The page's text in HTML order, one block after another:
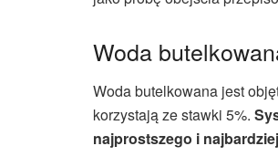
Woda
Woda butelkowana jest
korzystają ze stawki 5%.
najprostszego i